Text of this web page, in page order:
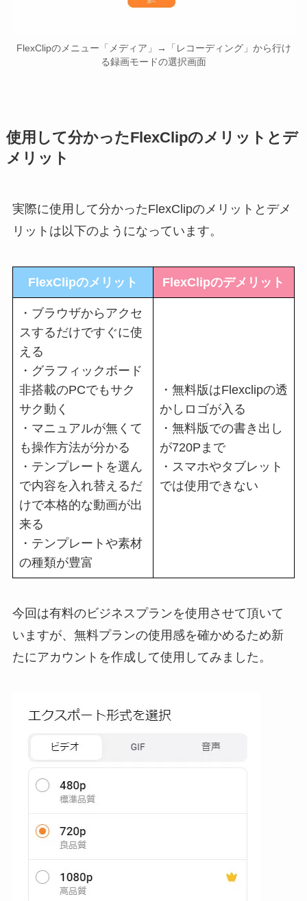
FlexClipのメニュー「メディア」→「レコーディング」から行け
る録画モードの選択画面
使用して分かったFlexClipのメリットとデ
メリット
実際に使用して分かったFlexClipのメリットとデメ
リットは以下のようになっています。
FlexClipのメリット FlexClipのデメリット
・ブラウザからアクセ
スするだけですぐに使
える
・グラフィックボード
非搭載のPCでもサク
サク動く
・マニュアルが無くて
も操作方法が分かる
・テンプレートを選ん
で内容を入れ替えるだ
けで本格的な動画が出
来る
・テンプレートや素材
の種類が豊富
・無料版はFlexclipの透
かしロゴが入る
・無料版での書き出し
が720Pまで
・スマホやタブレット
では使用できない
今回は有料のビジネスプランを使用させて頂いて
いますが、無料プランの使用感を確かめるため新
たにアカウントを作成して使用してみました。